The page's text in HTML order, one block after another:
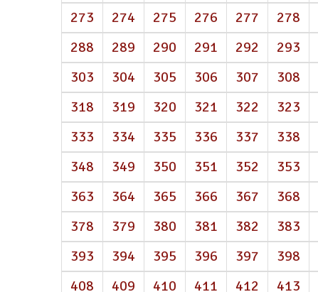
273
274 275 276 277 278
288
289 290 291 292 293
303
304 305 306 307 308
318
319 320 321 322 323
333
334 335 336 337 338
348
349 350 351 352 353
363
364 365 366 367 368
378
379 380 381 382 383
393
394 395 396 397 398
408
409 410 411 412 413